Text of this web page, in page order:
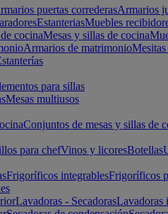
puertas correderasArmarios
EstanteriasMuebles
cocinaMesas y sillas de cocina
Armarios de matrimonio
para sillas
Mesas multiusos
Conjuntos de mesas y sillas de
para chefVinos y licoresBotellas
Frigoríficos integrablesFrigoríficos
Lavadoras - SecadorasLavadoras